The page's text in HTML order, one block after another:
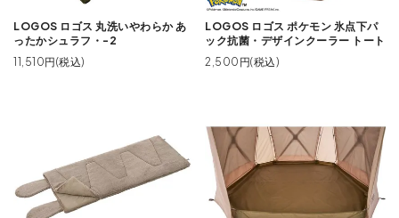
LOGOS ロゴス 丸洗いやわらか あ
ったかシュラフ・-2
11,510円(税込)
LOGOS ロゴス ポケモン 氷点下パ
ック抗菌・デザインクーラー トート
2,500円(税込)